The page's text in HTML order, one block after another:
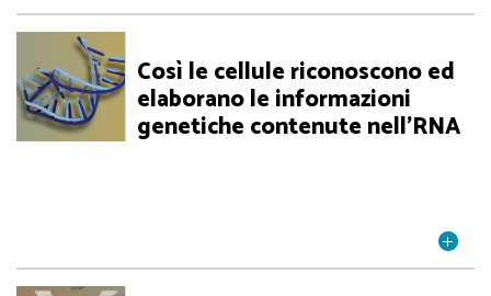
Così le cellule riconoscono ed
elaborano le informazioni
genetiche contenute nell’RNA